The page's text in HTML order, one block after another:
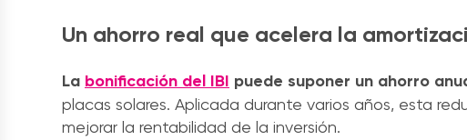
Un ahorro real que acelera la
La bonificación del IBI puede suponer un ahorro
placas solares. Aplicada durante varios años, esta
mejorar la rentabilidad de la inversión.